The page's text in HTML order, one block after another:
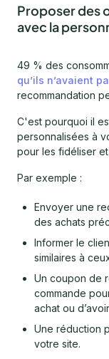
Proposer des
avec la
49 % des
qu’ils n’avaient
recommandation
C'est pourquoi il
personnalisées à
pour les fidéliser
Par exemple :
Envoyer une
des achats
Informer le
similaires à
Un coupon de
commande
achat ou
Une réduction
votre site.